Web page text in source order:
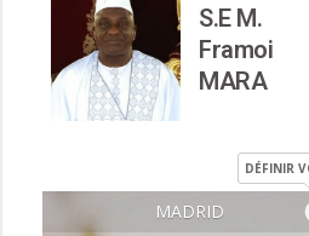
S.E M.
Framoi
MARA
MADRID
DÉFINIR